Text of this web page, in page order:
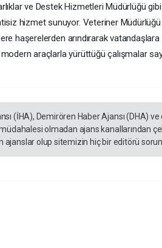
ve Destek Hizmetleri Müdürlüğü
hizmet sunuyor. Veteriner
haşerelerden arındırarak vatandaşlara
araçlarla yürüttüğü çalışmalar
(İHA), Demirören Haber Ajansı (DHA)
olmadan ajans kanallarından
olup sitemizin hiç bir editörü